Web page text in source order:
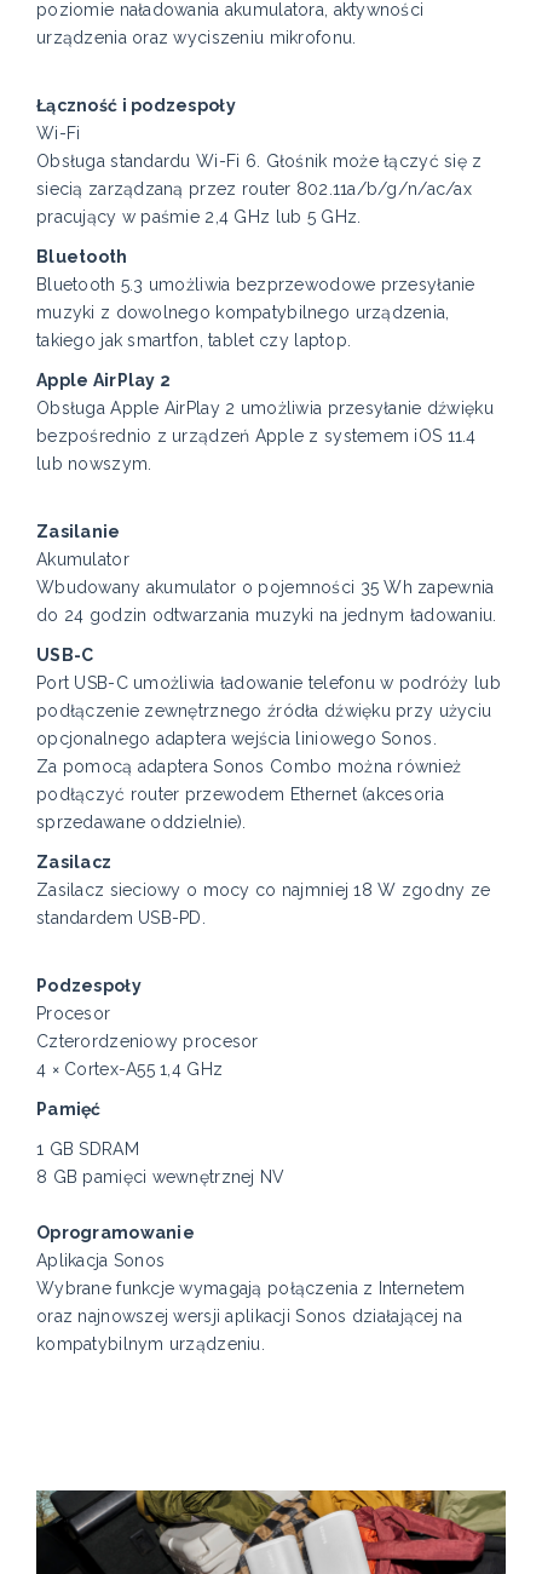
poziomie naładowania akumulatora, aktywności
urządzenia oraz wyciszeniu mikrofonu.
Łączność i podzespoły
Wi-Fi
Obsługa standardu Wi-Fi 6. Głośnik może łączyć się z
siecią zarządzaną przez router 802.11a/b/g/n/ac/ax
pracujący w paśmie 2,4 GHz lub 5 GHz.
Bluetooth
Bluetooth 5.3 umożliwia bezprzewodowe przesyłanie
muzyki z dowolnego kompatybilnego urządzenia,
takiego jak smartfon, tablet czy laptop.
Apple AirPlay 2
Obsługa Apple AirPlay 2 umożliwia przesyłanie dźwięku
bezpośrednio z urządzeń Apple z systemem iOS 11.4
lub nowszym.
Zasilanie
Akumulator
Wbudowany akumulator o pojemności 35 Wh zapewnia
do 24 godzin odtwarzania muzyki na jednym ładowaniu.
USB-C
Port USB-C umożliwia ładowanie telefonu w podróży lub
podłączenie zewnętrznego źródła dźwięku przy użyciu
opcjonalnego adaptera wejścia liniowego Sonos.
Za pomocą adaptera Sonos Combo można również
podłączyć router przewodem Ethernet (akcesoria
sprzedawane oddzielnie).
Zasilacz
Zasilacz sieciowy o mocy co najmniej 18 W zgodny ze
standardem USB-PD.
Podzespoły
Procesor
Czterordzeniowy procesor
4 × Cortex-A55 1,4 GHz
Pamięć
1 GB SDRAM
8 GB pamięci wewnętrznej NV
Oprogramowanie
Aplikacja Sonos
Wybrane funkcje wymagają połączenia z Internetem
oraz najnowszej wersji aplikacji Sonos działającej na
kompatybilnym urządzeniu.